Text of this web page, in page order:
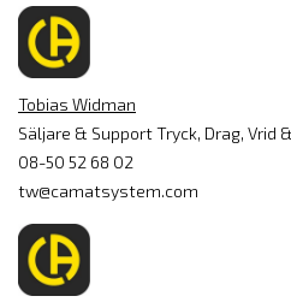
Tobias Widman
Säljare & Support Tryck, Drag, Vrid
08-50 52 68 02
tw@camatsystem.com